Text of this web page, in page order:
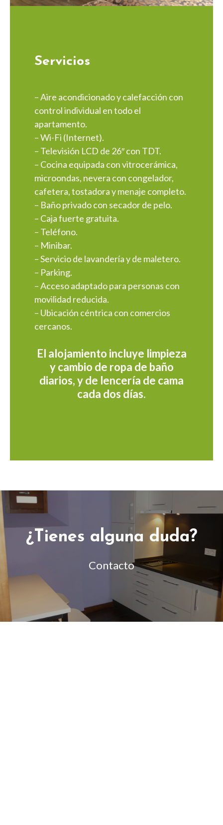
Servicios
– Aire acondicionado y calefacción con
control individual en todo el
apartamento.
– Wi-Fi (Internet).
– Televisión LCD de 26″ con TDT.
– Cocina equipada con vitrocerámica,
microondas, nevera con congelador,
cafetera, tostadora y menaje completo.
– Baño privado con secador de pelo.
– Caja fuerte gratuita.
– Teléfono.
– Minibar.
– Servicio de lavandería y de maletero.
– Parking.
– Acceso adaptado para personas con
movilidad reducida.
– Ubicación céntrica con comercios
cercanos.
El alojamiento incluye limpieza
y cambio de ropa de baño
diarios, y de lencería de cama
cada dos días.
¿Tienes alguna duda?
Contacto